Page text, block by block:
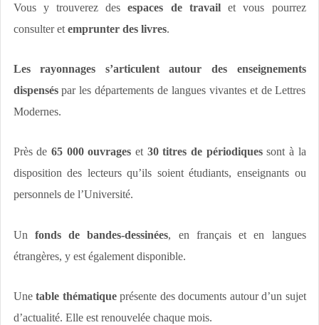
Vous y trouverez desespaces de travailet vous pourrez
consulter et emprunter des livres.
Les rayonnages s’articulent autour des enseignements
dispenséspar les départements de langues vivantes et de Lettres
Modernes.
Près de 65 000 ouvrages et 30 titres de périodiquessont à la
disposition des lecteurs qu’ils soient étudiants, enseignants ou
personnels de l’Université.
Un fonds de bandes-dessinées, en français et en langues
étrangères, y est également disponible.
Une table thématiqueprésente des documents autour d’un sujet
d’actualité. Elle est renouvelée chaque mois.